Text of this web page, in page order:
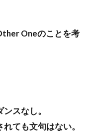
Oneのことを考
スなし。
ても文句はない。